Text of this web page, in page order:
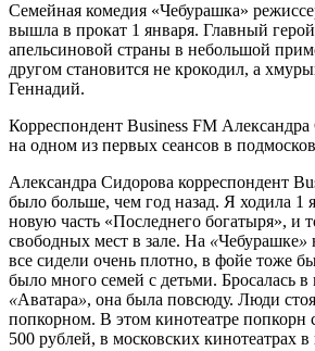
Семейная комедия «Чебурашка»
вышла в прокат 1 января. Главный
апельсиновой страны в небольшой
другом становится не крокодил, а
Геннадий.
Корреспондент Business FM
на одном из первых сеансов в
Александра Сидорова корреспондент
было больше, чем год назад. Я ходила 1
новую часть «Последнего богатыря», и
свободных мест в зале. На «Чебурашке»
все сидели очень плотно, в фойе тоже
было много семей с детьми. Бросалась в
«Аватара», она была повсюду. Люди
попкорном. В этом кинотеатре попкорн
500 рублей, в московских кинотеатрах